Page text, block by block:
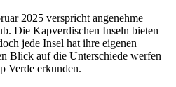
2025 verspricht angenehme
Die Kapverdischen Inseln bieten
jede Insel hat ihre eigenen
Blick auf die Unterschiede werfen
Verde erkunden.